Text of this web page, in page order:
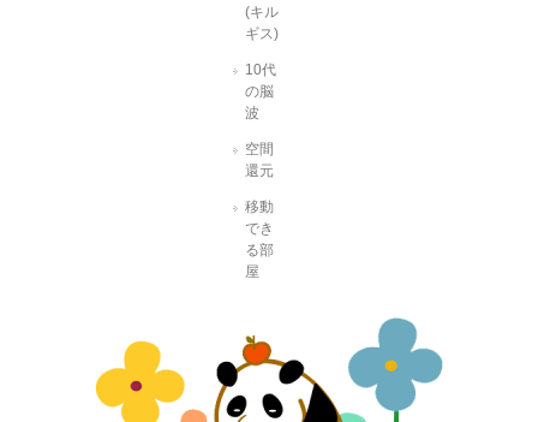
(キル
ギス)
10代
の脳
波
空間
還元
移動
でき
る部
屋